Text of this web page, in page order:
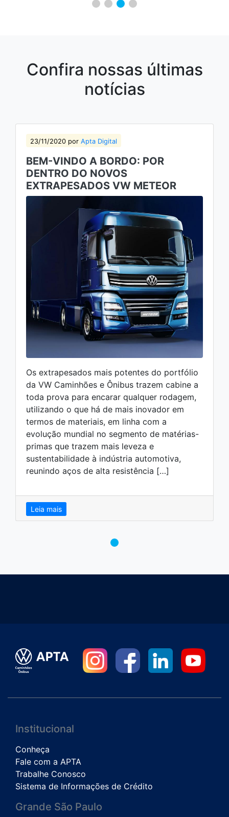
Confira nossas últimas
notícias
23/11/2020 por Apta Digital
BEM-VINDO A BORDO: POR
DENTRO DO NOVOS
EXTRAPESADOS VW METEOR
Os extrapesados mais potentes do portfólio
da VW Caminhões e Ônibus trazem cabine a
toda prova para encarar qualquer rodagem,
utilizando o que há de mais inovador em
termos de materiais, em linha com a
evolução mundial no segmento de matérias-
primas que trazem mais leveza e
sustentabilidade à indústria automotiva,
reunindo aços de alta resistência […]
Leia mais
Institucional
Conheça
Fale com a APTA
Trabalhe Conosco
Sistema de Informações de Crédito
Grande São Paulo